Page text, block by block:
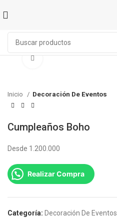
Inicio Decoración De Eventos
Cumpleaños Boho
Desde 1.200.000
Realizar Compra
Categoría: Decoración De Eventos